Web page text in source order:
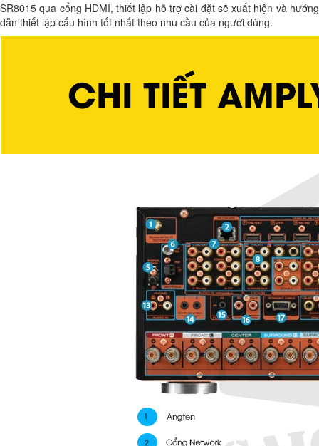
SR8015 qua cổng HDMI, thiết lập hỗ trợ cài đặt sẽ xuất hiện và hướng
dẫn thiết lập cấu hình tốt nhất theo nhu cầu của người dùng.